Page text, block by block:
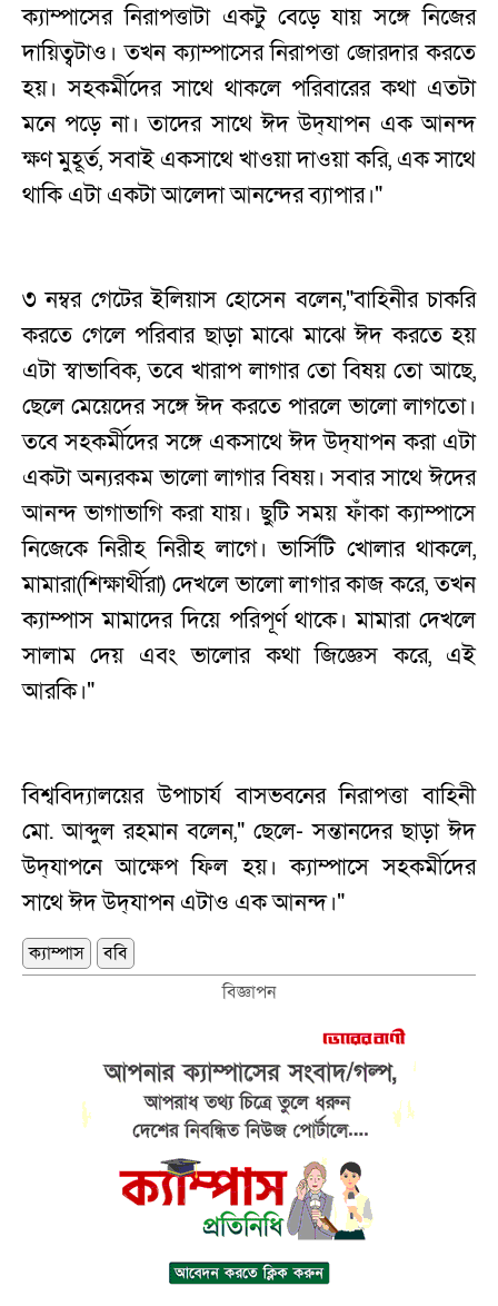
ক্যাম্পাসের নিরাপত্তাটা একটু বেড়ে যায় সঙ্গে নিজের
দায়িত্বটাও। তখন ক্যাম্পাসের নিরাপত্তা জোরদার করতে
হয়। সহকর্মীদের সাথে থাকলে পরিবারের কথা এতটা
মনে পড়ে না। তাদের সাথে ঈদ উদ্‌যাপন এক আনন্দ
ক্ষণ মুহূর্ত, সবাই একসাথে খাওয়া দাওয়া করি, এক সাথে
থাকি এটা একটা আলেদা আনন্দের ব্যাপার।"
‎‎৩ নম্বর গেটের ইলিয়াস হোসেন বলেন,"বাহিনীর চাকরি
করতে গেলে পরিবার ছাড়া মাঝে মাঝে ঈদ করতে হয়
এটা স্বাভাবিক, তবে খারাপ লাগার তো বিষয় তো আছে,
ছেলে মেয়েদের সঙ্গে ঈদ করতে পারলে ভালো লাগতো।
তবে সহকর্মীদের সঙ্গে একসাথে ঈদ উদ্‌যাপন করা এটা
একটা অন্যরকম ভালো লাগার বিষয়। সবার সাথে ঈদের
আনন্দ ভাগাভাগি করা যায়। ছুটি সময় ফাঁকা ক্যাম্পাসে
নিজেকে নিরীহ নিরীহ লাগে। ভার্সিটি খোলার থাকলে,
মামারা(শিক্ষার্থীরা) দেখলে ভালো লাগার কাজ করে, তখন
ক্যাম্পাস মামাদের দিয়ে পরিপূর্ণ থাকে। মামারা দেখলে
সালাম দেয় এবং ভালোর কথা জিজ্ঞেস করে, এই
আরকি।"
‎বিশ্ববিদ্যালয়ের উপাচার্য বাসভবনের নিরাপত্তা বাহিনী
মো. আব্দুল রহমান বলেন," ছেলে- সন্তানদের ছাড়া ঈদ
উদ্‌যাপনে আক্ষেপ ফিল হয়। ক্যাম্পাসে সহকর্মীদের
সাথে ঈদ উদ্‌যাপন এটাও এক আনন্দ।"
ক্যাম্পাস
ববি
বিজ্ঞাপন